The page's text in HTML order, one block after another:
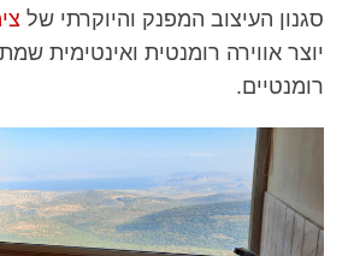
סגנון העיצוב המפנק והיוקרתי של
יוצר אווירה רומנטית ואינטימית
רומנטיים.